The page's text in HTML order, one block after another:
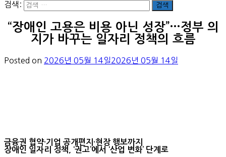
검색:
“장애인 고용은 비용 아닌 성장”…정부 의
지가 바꾸는 일자리 정책의 흐름
Posted on 2026년 05월 14일2026년 05월 14일
금융권 협약·기업 공개편지·현장 행보까지
장애인 일자리 정책, ‘권고’에서 ‘산업 변화’ 단계로